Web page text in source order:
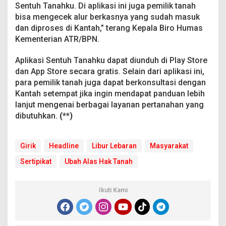
Sentuh Tanahku. Di aplikasi ini juga pemilik tanah
bisa mengecek alur berkasnya yang sudah masuk
dan diproses di Kantah,” terang Kepala Biro Humas
Kementerian ATR/BPN.
Aplikasi Sentuh Tanahku dapat diunduh di Play Store
dan App Store secara gratis. Selain dari aplikasi ini,
para pemilik tanah juga dapat berkonsultasi dengan
Kantah setempat jika ingin mendapat panduan lebih
lanjut mengenai berbagai layanan pertanahan yang
dibutuhkan. (**)
Girik Headline Libur Lebaran
Masyarakat
Sertipikat
Ubah Alas Hak Tanah
Ikuti Kami